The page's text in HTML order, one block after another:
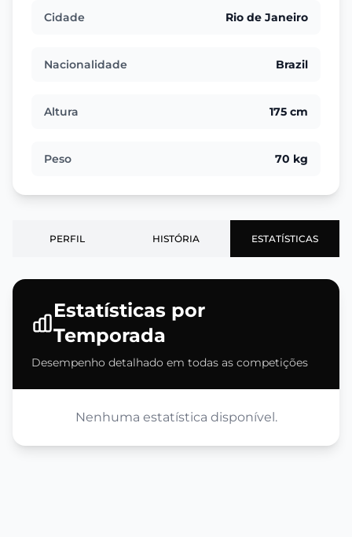
Cidade Rio de Janeiro
Nacionalidade Brazil
Altura 175 cm
Peso 70 kg
PERFIL HISTÓRIA ESTATÍSTICAS
Estatísticas por
Temporada
Desempenho detalhado em todas as competições
Nenhuma estatística disponível.